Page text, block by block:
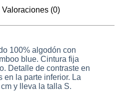
Valoraciones (0)
100% algodón con
blue. Cintura fija
Detalle de contraste en
en la parte inferior. La
y lleva la talla S.